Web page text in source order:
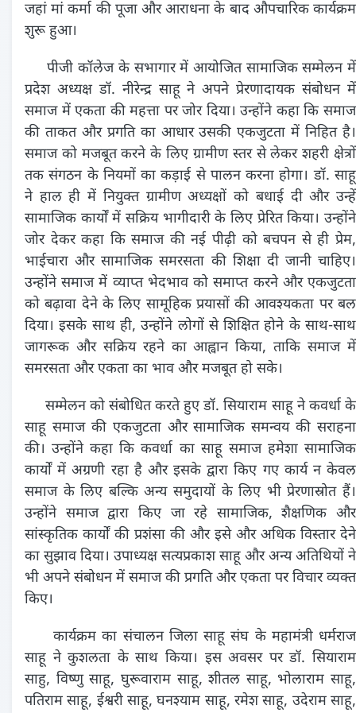
जहां मां कर्मा की पूजा और आराधना के बाद औपचारिक कार्यक्रम
शुरू हुआ।
पीजी कॉलेज के सभागार में आयोजित सामाजिक सम्मेलन में
प्रदेश अध्यक्ष डॉ. नीरेन्द्र साहू ने अपने प्रेरणादायक संबोधन में
समाज में एकता की महत्ता पर जोर दिया। उन्होंने कहा कि समाज
की ताकत और प्रगति का आधार उसकी एकजुटता में निहित है।
समाज को मजबूत करने के लिए ग्रामीण स्तर से लेकर शहरी क्षेत्रों
तक संगठन के नियमों का कड़ाई से पालन करना होगा। डॉ. साहू
ने हाल ही में नियुक्त ग्रामीण अध्यक्षों को बधाई दी और उन्हें
सामाजिक कार्यों में सक्रिय भागीदारी के लिए प्रेरित किया। उन्होंने
जोर देकर कहा कि समाज की नई पीढ़ी को बचपन से ही प्रेम,
भाईचारा और सामाजिक समरसता की शिक्षा दी जानी चाहिए।
उन्होंने समाज में व्याप्त भेदभाव को समाप्त करने और एकजुटता
को बढ़ावा देने के लिए सामूहिक प्रयासों की आवश्यकता पर बल
दिया। इसके साथ ही, उन्होंने लोगों से शिक्षित होने के साथ-साथ
जागरूक और सक्रिय रहने का आह्वान किया, ताकि समाज में
समरसता और एकता का भाव और मजबूत हो सके।
सम्मेलन को संबोधित करते हुए डॉ. सियाराम साहू ने कवर्धा के
साहू समाज की एकजुटता और सामाजिक समन्वय की सराहना
की। उन्होंने कहा कि कवर्धा का साहू समाज हमेशा सामाजिक
कार्यों में अग्रणी रहा है और इसके द्वारा किए गए कार्य न केवल
समाज के लिए बल्कि अन्य समुदायों के लिए भी प्रेरणास्रोत हैं।
उन्होंने समाज द्वारा किए जा रहे सामाजिक, शैक्षणिक और
सांस्कृतिक कार्यों की प्रशंसा की और इसे और अधिक विस्तार देने
का सुझाव दिया। उपाध्यक्ष सत्यप्रकाश साहू और अन्य अतिथियों ने
भी अपने संबोधन में समाज की प्रगति और एकता पर विचार व्यक्त
किए।
कार्यक्रम का संचालन जिला साहू संघ के महामंत्री धर्मराज
साहू ने कुशलता के साथ किया। इस अवसर पर डॉ. सियाराम
साहु, विष्णु साहू, घुरूवाराम साहू, शीतल साहू, भोलाराम साहू,
पतिराम साहू, ईश्वरी साहू, घनश्याम साहू, रमेश साहू, उदेराम साहू,